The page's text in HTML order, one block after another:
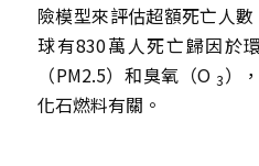
險模型來評估超額死亡人
球有830萬人死亡歸因於
（PM2.5）和臭氧（O 3）
化石燃料有關。